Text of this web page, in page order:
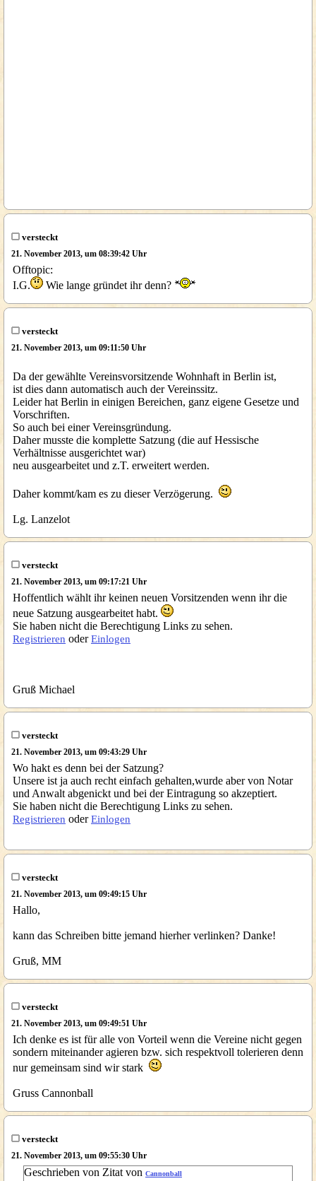
versteckt
21. November 2013, um 08:39:42 Uhr
Offtopic:
I.G.
Wie lange gründet ihr denn?
versteckt
21. November 2013, um 09:11:50 Uhr
Da der gewählte Vereinsvorsitzende Wohnhaft in Berlin ist,
ist dies dann automatisch auch der Vereinssitz.
Leider hat Berlin in einigen Bereichen, ganz eigene Gesetze und
Vorschriften.
So auch bei einer Vereinsgründung.
Daher musste die komplette Satzung (die auf Hessische
Verhältnisse ausgerichtet war)
neu ausgearbeitet und z.T. erweitert werden.
Daher kommt/kam es zu dieser Verzögerung.
Lg. Lanzelot
versteckt
21. November 2013, um 09:17:21 Uhr
Hoffentlich wählt ihr keinen neuen Vorsitzenden wenn ihr die
neue Satzung ausgearbeitet habt.
Sie haben nicht die Berechtigung Links zu sehen.
Registrieren oderEinlogen
Gruß Michael
versteckt
21. November 2013, um 09:43:29 Uhr
Wo hakt es denn bei der Satzung?
Unsere ist ja auch recht einfach gehalten,wurde aber von Notar
und Anwalt abgenickt und bei der Eintragung so akzeptiert.
Sie haben nicht die Berechtigung Links zu sehen.
Registrieren oderEinlogen
versteckt
21. November 2013, um 09:49:15 Uhr
Hallo,
kann das Schreiben bitte jemand hierher verlinken? Danke!
Gruß, MM
versteckt
21. November 2013, um 09:49:51 Uhr
Ich denke es ist für alle von Vorteil wenn die Vereine nicht gegen
sondern miteinander agieren bzw. sich respektvoll tolerieren denn
nur gemeinsam sind wir stark
Gruss Cannonball
versteckt
21. November 2013, um 09:55:30 Uhr
Geschrieben von Zitat von Cannonball